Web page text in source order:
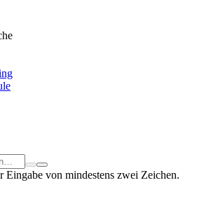
Eingabe von mindestens zwei Zeichen.